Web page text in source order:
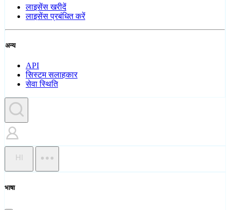
लाइसेंस खरीदें
लाइसेंस प्रबंधित करें
अन्य
API
सिस्टम सलाहकार
सेवा स्थिति
HI
भाषा